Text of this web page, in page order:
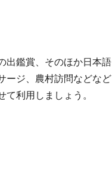
出鑑賞、そのほか日本語
ージ、農村訪問などなど
利用しましょう。